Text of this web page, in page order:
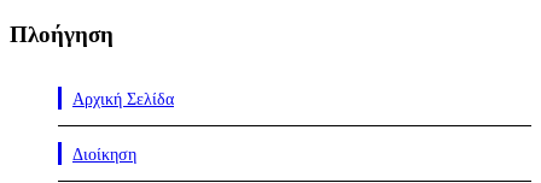
Πλοήγηση
Αρχική Σελίδα
Διοίκηση